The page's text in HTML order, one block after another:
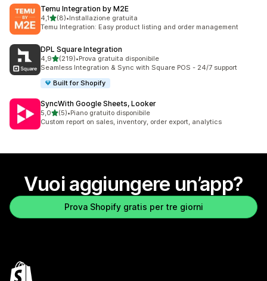
Temu Integration by M2E
4,1stelle su 5
(8)
8 recensioni totali
•Installazione gratuita
Temu Integration: Easy product listing and order management
DPL Square Integration
4,9stelle su 5
(219)
219 recensioni totali
•Prova gratuita disponibile
Seamless Integration & Sync with Square POS - 24/7 support
Built for Shopify
SyncWith Google Sheets, Looker
5,0stelle su 5
(5)
5 recensioni totali
•Piano gratuito disponibile
Custom report on sales, inventory, order export, analytics
Vuoi aggiungere un’app?
Prova Shopify gratis per tre giorni